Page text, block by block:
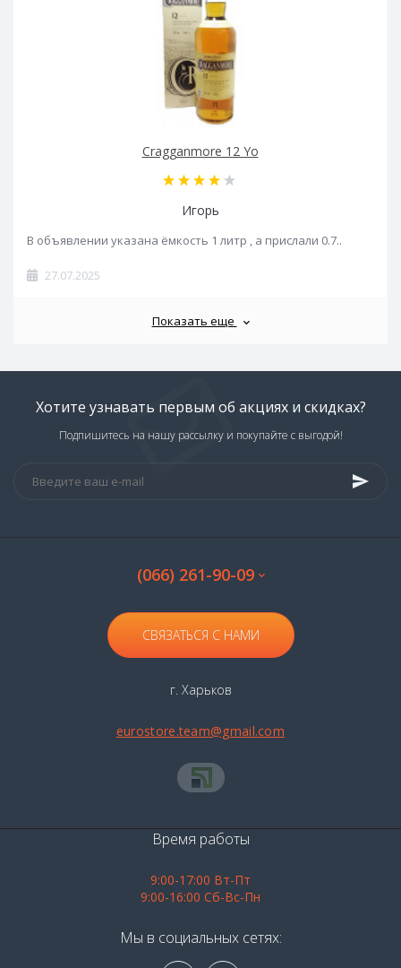
Cragganmore 12 Yo
Игорь
В объявлении указана ёмкость 1 литр , а прислали 0.7..
27.07.2025
Показать еще
Хотите узнавать первым об акциях и скидках?
Подпишитесь на нашу рассылку и покупайте с выгодой!
(066) 261-90-09
СВЯЗАТЬСЯ С НАМИ
г. Харьков
eurostore.team@gmail.com
Время работы
9:00-17:00 Вт-Пт
9:00-16:00 Сб-Вс-Пн
Мы в социальных сетях: